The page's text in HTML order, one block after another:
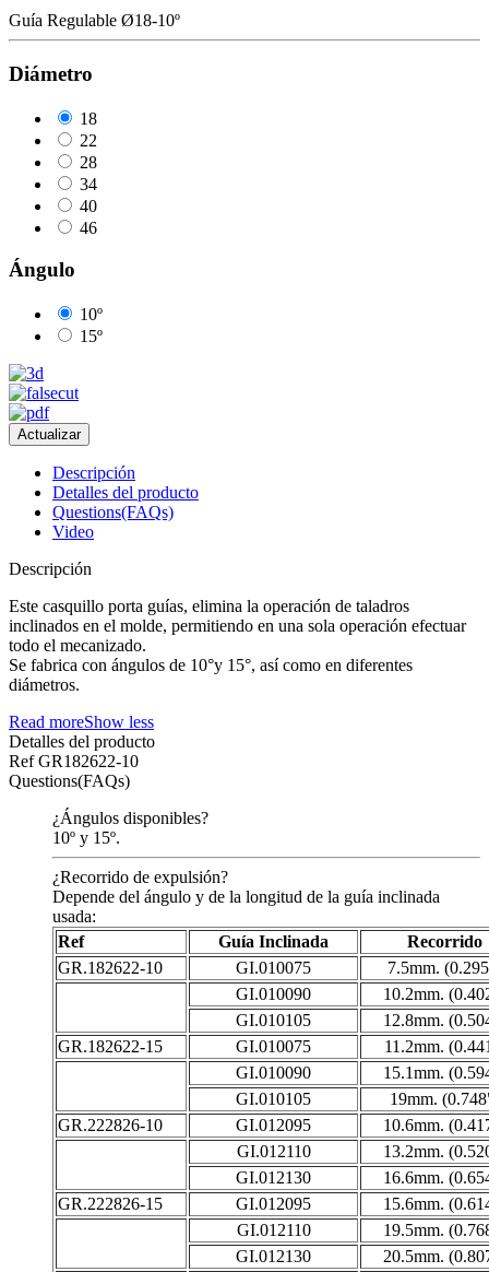
Guía Regulable Ø18-10º
Diámetro
18
22
28
34
40
46
Ángulo
10º
15º
Descripción
Detalles del producto
Questions(FAQs)
Video
Descripción
Este casquillo porta guías, elimina la operación de taladros
inclinados en el molde, permitiendo en una sola operación efectuar
todo el mecanizado.
Se fabrica con ángulos de 10°y 15°, así como en diferentes
diámetros.
Read moreShow less
Detalles del producto
RefGR182622-10
Questions(FAQs)
¿Ángulos disponibles?
10º y 15º.
¿Recorrido de expulsión?
Depende del ángulo y de la longitud de la guía inclinada
usada:
Ref
Guía Inclinada
Recorrido
GR.182622-10
GI.010075
7.5mm.
GI.010090
10.2mm.
GI.010105
12.8mm.
GR.182622-15
GI.010075
11.2mm.
GI.010090
15.1mm.
GI.010105
19mm.
GR.222826-10
GI.012095
10.6mm.
GI.012110
13.2mm.
GI.012130
16.6mm.
GR.222826-15
GI.012095
15.6mm.
GI.012110
19.5mm.
GI.012130
20.5mm.